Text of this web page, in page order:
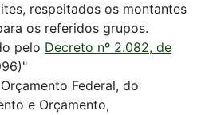
respeitados os montantes
os referidos grupos.
pelo Decreto nº 2.082, de
Federal, do
e Orçamento,